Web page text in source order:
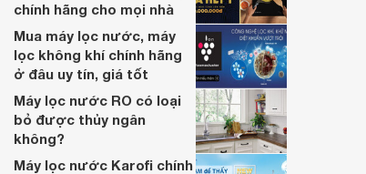
chính hãng cho mọi nhà
Mua máy lọc nước, máy
lọc không khí chính hãng
ở đâu uy tín, giá tốt
Máy lọc nước RO có loại
bỏ được thủy ngân
không?
Máy lọc nước Karofi chính